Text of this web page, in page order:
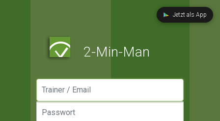
Jetzt als App
2-Min-Man